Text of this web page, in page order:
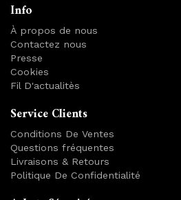
Info
À propos de nous
Contactez nous
Presse
Cookies
Fil D'actualitès
Service Clients
Conditions De Ventes
Questions fréquentes
Livraisons & Retours
Politique De Confidentialité